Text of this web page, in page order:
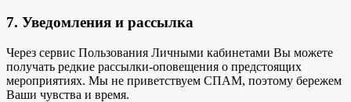
7. Уведомления и рассылка
Через сервис Пользования Личными кабинетами Вы можете
получать редкие рассылки-оповещения о предстоящих
мероприятиях. Мы не приветствуем СПАМ, поэтому бережем
Ваши чувства и время.